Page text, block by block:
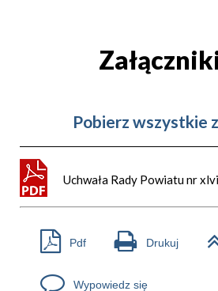
Pobierz wszystkie
Uchwała Rady Powiatu nr
Pdf Drukuj
Wypowiedz się